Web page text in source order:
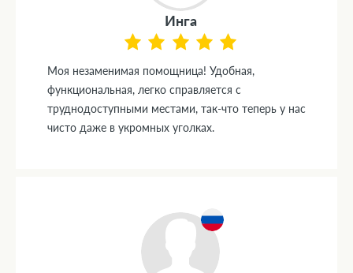
Инга
Моя незаменимая помощница! Удобная,
функциональная, легко справляется с
труднодоступными местами, так-что теперь у нас
чисто даже в укромных уголках.